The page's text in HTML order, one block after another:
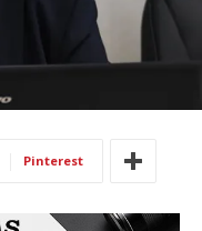
Pinterest